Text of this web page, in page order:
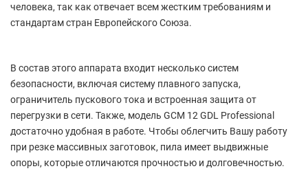
человека, так как отвечает всем жестким требованиям и
стандартам стран Европейского Союза.
В состав этого аппарата входит несколько систем
безопасности, включая систему плавного запуска,
ограничитель пускового тока и встроенная защита от
перегрузки в сети. Также, модель GCM 12 GDL Professional
достаточно удобная в работе. Чтобы облегчить Вашу работу
при резке массивных заготовок, пила имеет выдвижные
опоры, которые отличаются прочностью и долговечностью.